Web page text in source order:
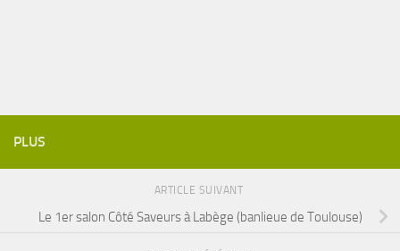
PLUS
ARTICLE SUIVANT
Le 1er salon Côté Saveurs à Labège (banlieue de Toulouse)